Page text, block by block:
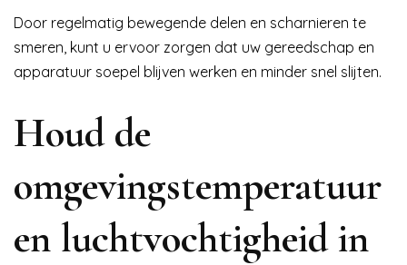
Door regelmatig bewegende delen en scharnieren te
smeren, kunt u ervoor zorgen dat uw gereedschap en
apparatuur soepel blijven werken en minder snel slijten.
Houd de
omgevingstemperatuur
en luchtvochtigheid in